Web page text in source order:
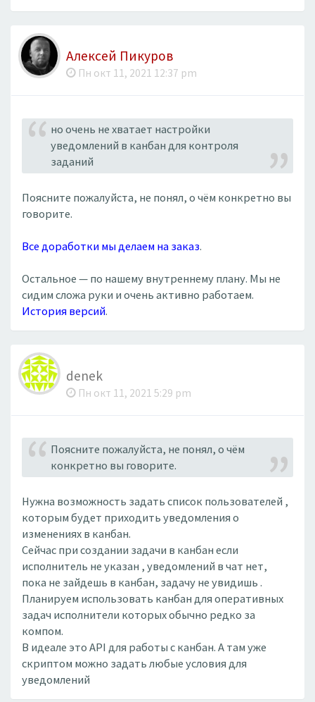
Алексей Пикуров
Пн окт 11, 2021 12:37 pm
но очень не хватает настройки
уведомлений в канбан для контроля
заданий
Поясните пожалуйста, не понял, о чём конкретно вы
говорите.
Все доработки мы делаем на заказ.
Остальное — по нашему внутреннему плану. Мы не
сидим сложа руки и очень активно работаем.
История версий.
denek
Пн окт 11, 2021 5:29 pm
Поясните пожалуйста, не понял, о чём
конкретно вы говорите.
Нужна возможность задать список пользователей ,
которым будет приходить уведомления о
изменениях в канбан.
Сейчас при создании задачи в канбан если
исполнитель не указан , уведомлений в чат нет,
пока не зайдешь в канбан, задачу не увидишь .
Планируем использовать канбан для оперативных
задач исполнители которых обычно редко за
компом.
В идеале это API для работы с канбан. А там уже
скриптом можно задать любые условия для
уведомлений